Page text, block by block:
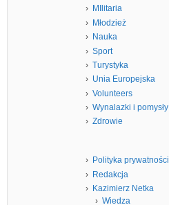
MIlitaria
Młodzież
Nauka
Sport
Turystyka
Unia Europejska
Volunteers
Wynalazki i pomysły
Zdrowie
Polityka prywatności
Redakcja
Kazimierz Netka
Wiedza